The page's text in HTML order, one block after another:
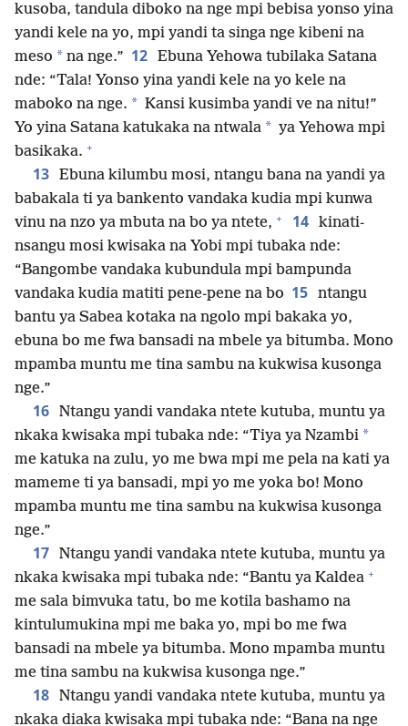
kusoba, tandula diboko na nge mpi bebisa yonso yina
yandi kele na yo, mpi yandi ta singa nge kibeni na
meso * na nge.” 12 Ebuna Yehowa tubilaka Satana
nde: “Tala! Yonso yina yandi kele na yo kele na
maboko na nge. * Kansi kusimba yandi ve na nitu!”
Yo yina Satana katukaka na ntwala * ya Yehowa mpi
basikaka. +
13 Ebuna kilumbu mosi, ntangu bana na yandi ya
babakala ti ya bankento vandaka kudia mpi kunwa
vinu na nzo ya mbuta na bo ya ntete, + 14 kinati-
nsangu mosi kwisaka na Yobi mpi tubaka nde:
“Bangombe vandaka kubundula mpi bampunda
vandaka kudia matiti pene-pene na bo 15 ntangu
bantu ya Sabea kotaka na ngolo mpi bakaka yo,
ebuna bo me fwa bansadi na mbele ya bitumba. Mono
mpamba muntu me tina sambu na kukwisa kusonga
nge.”
16 Ntangu yandi vandaka ntete kutuba, muntu ya
nkaka kwisaka mpi tubaka nde: “Tiya ya Nzambi *
me katuka na zulu, yo me bwa mpi me pela na kati ya
mameme ti ya bansadi, mpi yo me yoka bo! Mono
mpamba muntu me tina sambu na kukwisa kusonga
nge.”
17 Ntangu yandi vandaka ntete kutuba, muntu ya
nkaka kwisaka mpi tubaka nde: “Bantu ya Kaldea +
me sala bimvuka tatu, bo me kotila bashamo na
kintulumukina mpi me baka yo, mpi bo me fwa
bansadi na mbele ya bitumba. Mono mpamba muntu
me tina sambu na kukwisa kusonga nge.”
18 Ntangu yandi vandaka ntete kutuba, muntu ya
nkaka diaka kwisaka mpi tubaka nde: “Bana na nge